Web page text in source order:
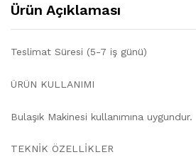
Ürün Açıklaması
Teslimat Süresi (5-7 iş günü)
ÜRÜN KULLANIMI
Bulaşık Makinesi kullanımına uygundur.
TEKNİK ÖZELLİKLER